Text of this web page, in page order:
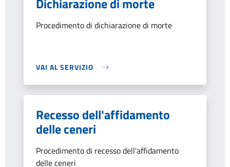
Procedimento di dichiarazione di morte
VAI AL SERVIZIO
Recesso dell'affidamento
delle ceneri
Procedimento di recesso dell'affidamento
delle ceneri